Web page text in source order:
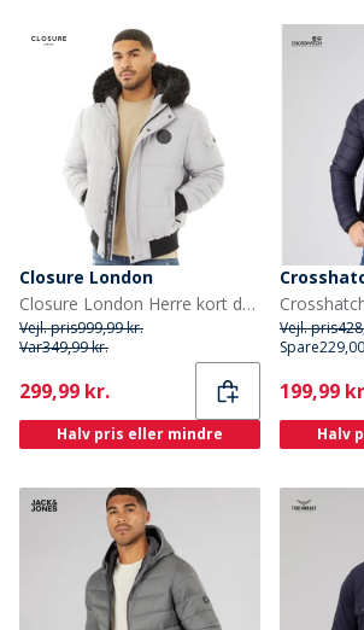
Closure London
Closure London Herre kort dunjakke med pelshætte Isgrå
Vejl. pris999,99 kr.
Var349,99 kr.
Current
299,99 kr.
Halv pris eller mindre
Vejl. pris
Spare
Current
199,99
Halv